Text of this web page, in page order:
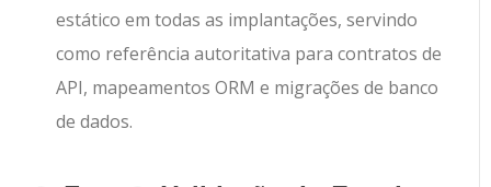
estático em todas as implantações, servindo
como referência autoritativa para contratos de
API, mapeamentos ORM e migrações de banco
de dados.